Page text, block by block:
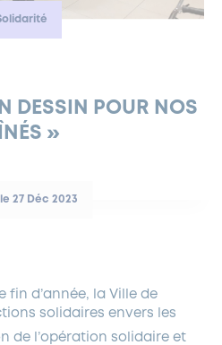
NATURELLE
LIBRE
DESSIN POUR NOS
»
27 Déc 2023
fin d’année, la Ville de
solidaires envers les
de l’opération solidaire et